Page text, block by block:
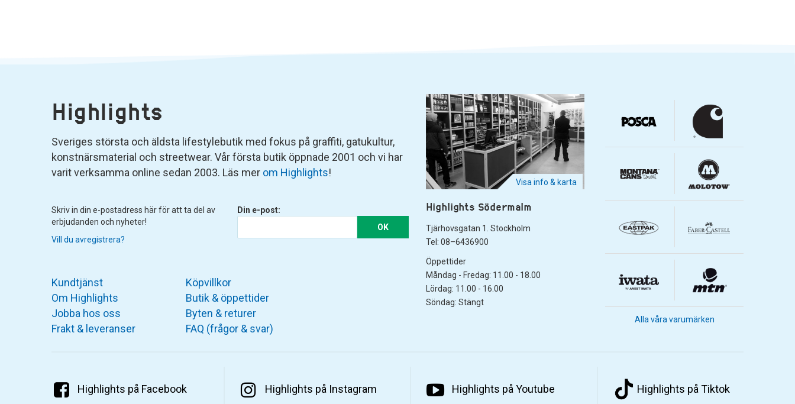
Highlights
Sveriges största och äldsta lifestylebutik med fokus på graffiti, gatukultur,
konstnärsmaterial och streetwear. Vår första butik öppnade 2001 och vi har
varit verksamma online sedan 2003. Läs mer om Highlights!
Skriv in din e-postadress här för att ta del av
erbjudanden och nyheter!
Vill du avregistrera?
Din e-post:
OK
Visa info & karta
Highlights Södermalm
Tjärhovsgatan 1. Stockholm
Tel: 08–6436900
Öppettider
Måndag - Fredag: 11.00 - 18.00
Lördag: 11.00 - 16.00
Söndag: Stängt
Kundtjänst
Om Highlights
Jobba hos oss
Frakt & leveranser
Köpvillkor
Butik & öppettider
Byten & returer
FAQ (frågor & svar)
Alla våra varumärken
Highlights på Facebook Highlights på Instagram Highlights på Youtube Highlights på Tiktok